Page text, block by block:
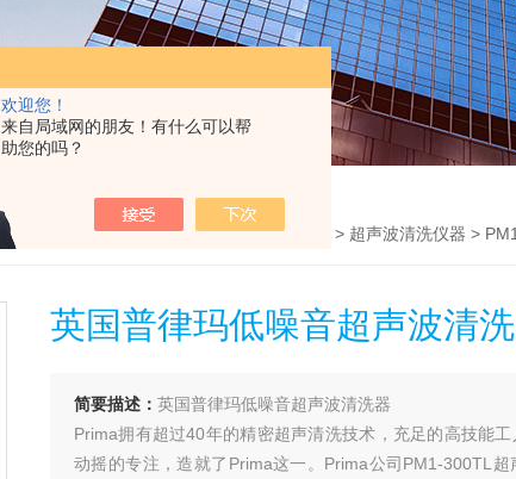
欢迎您！
来自局域网的朋友！有什么可以帮
助您的吗？
>产品中心> PRIMA（普律玛） > 超声波清洗仪器 >
英国普律玛低噪音超声波清
简要描述： 英国普律玛低噪音超声波清洗器
Prima拥有超过40年的精密超声清洗技术，充足的高技能
动摇的专注，造就了Prima这一。Prima公司PM1-300TL